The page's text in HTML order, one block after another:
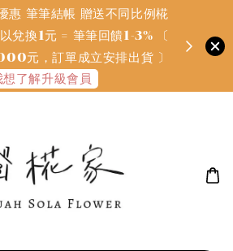
惠 筆筆結帳 贈送不同比例椛
兌換1元 = 筆筆回饋1-3% 〔
元，訂單成立安排出貨 〕
想了解升級會員